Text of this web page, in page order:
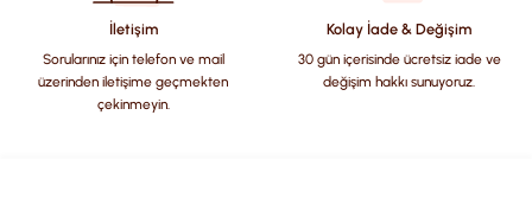
İletişim
Sorularınız için telefon ve mail
üzerinden iletişime geçmekten
çekinmeyin.
Kolay İade & Değişim
30 gün içerisinde ücretsiz iade ve
değişim hakkı sunuyoruz.